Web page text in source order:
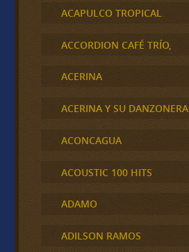
ACAPULCO TROPICAL
ACCORDION CAFÉ TRÍO,
ACERINA
ACERINA Y SU DANZONERA
ACONCAGUA
ACOUSTIC 100 HITS
ADAMO
ADILSON RAMOS